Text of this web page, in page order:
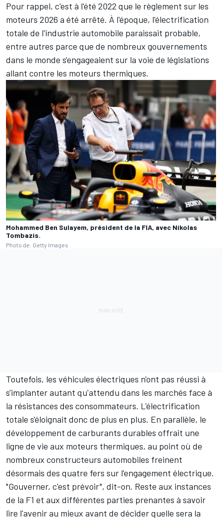
Pour rappel, c'est à l'été 2022 que le règlement sur les
moteurs 2026 a été arrêté. À l'époque, l'électrification
totale de l'industrie automobile paraissait probable,
entre autres parce que de nombreux gouvernements
dans le monde s'engageaient sur la voie de législations
allant contre les moteurs thermiques.
Mohammed Ben Sulayem, président de la FIA, avec Nikolas
Tombazis.
Photo de: Getty Images
Toutefois, les véhicules électriques n'ont pas réussi à
s'implanter autant qu'attendu dans les marchés face à
la résistances des consommateurs. L'électrification
totale s'éloignait donc de plus en plus. En parallèle, le
développement de carburants durables offrait une
ligne de vie aux moteurs thermiques, au point où de
nombreux constructeurs automobiles freinent
désormais des quatre fers sur l'engagement électrique.
"Gouverner, c'est prévoir", dit-on. Reste aux instances
de la F1 et aux différentes parties prenantes à savoir
lire l'avenir au mieux avant de décider quelle sera la